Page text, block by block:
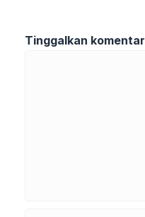
Tinggalkan komentar